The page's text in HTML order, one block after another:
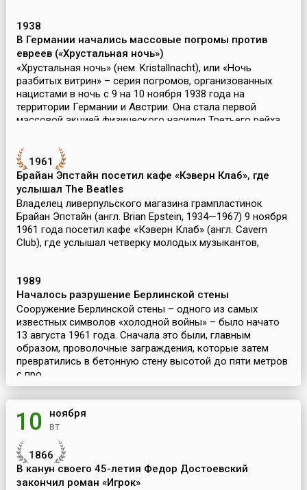
1938
В Германии начались массовые погромы против
евреев («Хрустальная ночь»)
«Хрустальная ночь» (нем. Kristallnacht), или «Ночь
разбитых витрин» – серия погромов, организованных
нацистами в ночь с 9 на 10 ноября 1938 года на
территории Германии и Австрии. Она стала первой
массовой акцией физического насилия Третьего рейха
1961
Брайан Эпстайн посетил кафе «Кэверн Клаб», где
услышал The Beatles
Владелец ливерпульского магазина грампластинок
Брайан Эпстайн (англ. Brian Epstein, 1934—1967) 9 ноября
1961 года посетил кафе «Кэверн Клаб» (англ. Cavern
Club), где услышал четверку молодых музыкантов,
1989
Началось разрушение Берлинской стены
Сооружение Берлинской стены – одного из самых
известных символов «холодной войны» – было начато
13 августа 1961 года. Сначала это были, главным
образом, проволочные заграждения, которые затем
превратились в бетонную стену высотой до пяти метров
с про...
10 ноября
вт
1866
В канун своего 45-летия Федор Достоевский
закончил роман «Игрок»